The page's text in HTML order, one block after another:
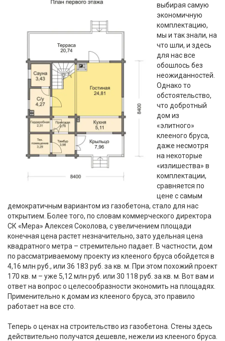
выбирая самую
экономичную
комплектацию,
мы и так знали, на
что шли, и здесь
для нас все
обошлось без
неожиданностей.
Однако то
обстоятельство,
что добротный
дом из
«элитного»
клееного бруса,
даже несмотря
на некоторые
«излишества» в
комплектации,
сравняется по
цене с самым
демократичным вариантом из газобетона, стало для нас
открытием. Более того, по словам коммерческого директора
СК «Мера» Алексея Соколова, с увеличением площади
конечная цена растет незначительно, зато удельная цена
квадратного метра – стремительно падает. В частности, дом
по рассматриваемому проекту из клееного бруса обойдется в
4,16 млн руб., или 36 183 руб. за кв. м. При этом похожий проект
170 кв. м – уже 5,12 млн руб. или 30 118 руб. за кв. м. Вот вам и
ответ на вопрос о целесообразности экономить на площадях.
Применительно к домам из клееного бруса, это правило
работает на все сто.
Теперь о ценах на строительство из газобетона. Стены здесь
действительно получатся дешевле, нежели из клееного бруса.